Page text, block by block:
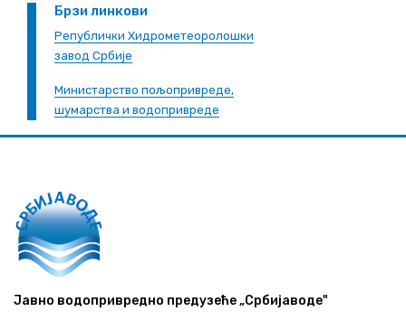
Брзи линкови
Републички Хидрометеоролошки
завод Србије
Министарство пољопривреде,
шумарства и водопривреде
Јавно водопривредно предузеће „Србијаводе"